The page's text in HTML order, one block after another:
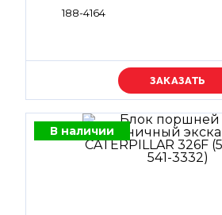
188-4164
Уточняйте цену
В наличии